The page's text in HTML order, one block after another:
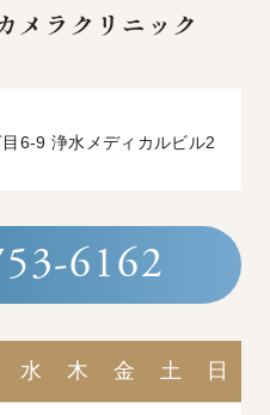
6-9 浄水メディカルビル2
6162
水 木 金 土 日